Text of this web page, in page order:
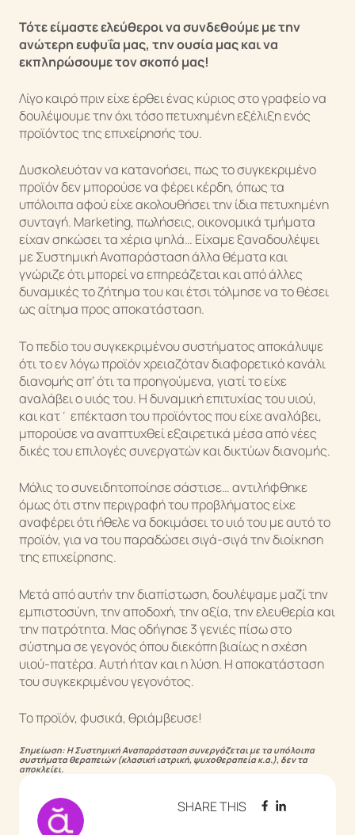
Τότε είμαστε ελεύθεροι να συνδεθούμε με την
ανώτερη ευφυΐα μας, την ουσία μας και να
εκπληρώσουμε τον σκοπό μας!
Λίγο καιρό πριν είχε έρθει ένας κύριος στο γραφείο να
δουλέψουμε την όχι τόσο πετυχημένη εξέλιξη ενός
προϊόντος της επιχείρησής του.
Δυσκολευόταν να κατανοήσει, πως το συγκεκριμένο
προϊόν δεν μπορούσε να φέρει κέρδη, όπως τα
υπόλοιπα αφού είχε ακολουθήσει την ίδια πετυχημένη
συνταγή. Marketing, πωλήσεις, οικονομικά τμήματα
είχαν σηκώσει τα χέρια ψηλά… Είχαμε ξαναδουλέψει
με Συστημική Αναπαράσταση άλλα θέματα και
γνώριζε ότι μπορεί να επηρεάζεται και από άλλες
δυναμικές το ζήτημα του και έτσι τόλμησε να το θέσει
ως αίτημα προς αποκατάσταση.
Το πεδίο του συγκεκριμένου συστήματος αποκάλυψε
ότι το εν λόγω προϊόν χρειαζόταν διαφορετικό κανάλι
διανομής απ’ ότι τα προηγούμενα, γιατί το είχε
αναλάβει ο υιός του. Η δυναμική επιτυχίας του υιού,
και κατ΄ επέκταση του προϊόντος που είχε αναλάβει,
μπορούσε να αναπτυχθεί εξαιρετικά μέσα από νέες
δικές του επιλογές συνεργατών και δικτύων διανομής.
Μόλις το συνειδητοποίησε σάστισε… αντιλήφθηκε
όμως ότι στην περιγραφή του προβλήματος είχε
αναφέρει ότι ήθελε να δοκιμάσει το υιό του με αυτό το
προϊόν, για να του παραδώσει σιγά-σιγά την διοίκηση
της επιχείρησης.
Μετά από αυτήν την διαπίστωση, δουλέψαμε μαζί την
εμπιστοσύνη, την αποδοχή, την αξία, την ελευθερία και
την πατρότητα. Μας οδήγησε 3 γενιές πίσω στο
σύστημα σε γεγονός όπου διεκόπη βιαίως η σχέση
υιού-πατέρα. Αυτή ήταν και η λύση. Η αποκατάσταση
του συγκεκριμένου γεγονότος.
Το προϊόν, φυσικά, θριάμβευσε!
Σημείωση: Η Συστημική Αναπαράσταση συνεργάζεται με τα υπόλοιπα
συστήματα θεραπειών (κλασική ιατρική, ψυχοθεραπεία κ.α.), δεν τα
αποκλείει.
SHARE THIS